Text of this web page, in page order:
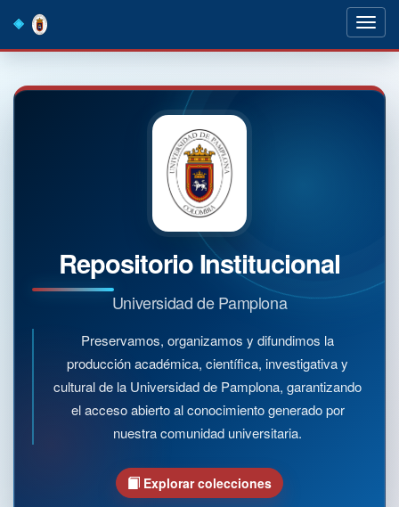
navigation
Repositorio Institucional
Universidad de Pamplona
Preservamos, organizamos y difundimos la
producción académica, científica, investigativa y
cultural de la Universidad de Pamplona, garantizando
el acceso abierto al conocimiento generado por
nuestra comunidad universitaria.
Explorar colecciones